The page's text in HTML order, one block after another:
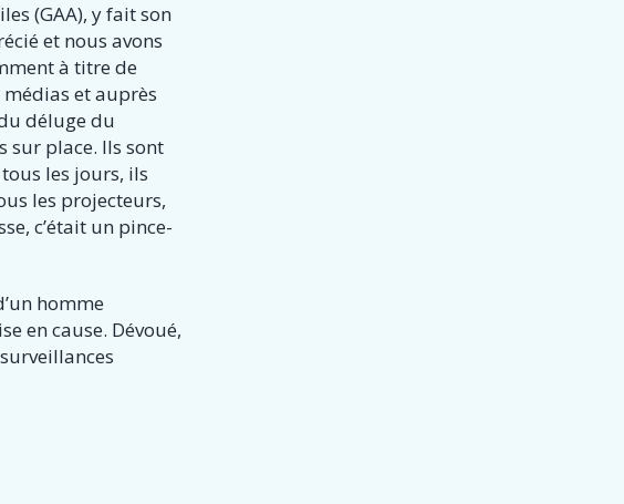
(GAA), y fait son
et nous avons
à titre de
médias et auprès
déluge du
sur place. Ils sont
les jours, ils
les projecteurs,
c’était un pince-
homme
en cause. Dévoué,